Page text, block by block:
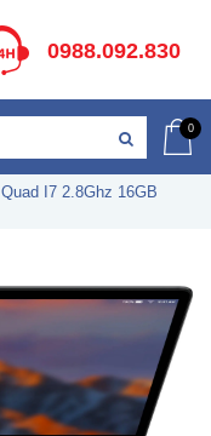
0988.092.830
0
I7 2.8Ghz 16GB